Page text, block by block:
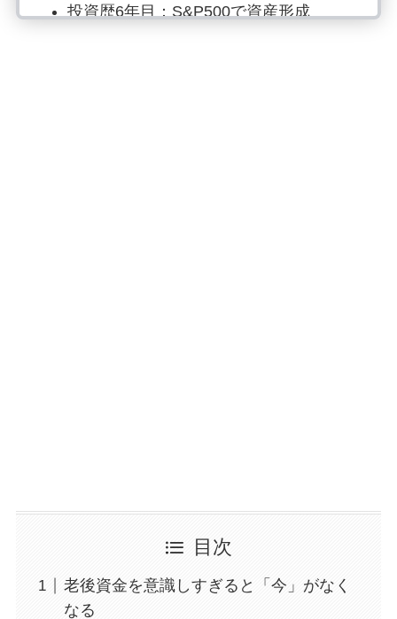
投資歴6年目：S&P500で資産形成
目次
老後資金を意識しすぎると「今」がなく
なる